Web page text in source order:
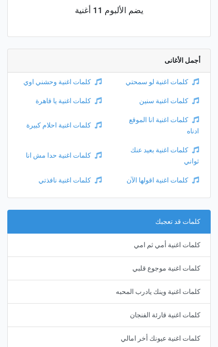
يضم الألبوم 11 أغنية
أجمل الأغانى
كلمات اغنية لو سمحتي كلمات اغنية وحشني اوي
كلمات اغنية سنين كلمات اغنية يا قاهرة
كلمات اغنية انا الموقع
ادناه
كلمات اغنية احلام كبيرة
كلمات اغنية بعيد عنك
ثواني
كلمات اغنية حدا مش انا
كلمات اغنية اقولها الآن كلمات اغنية نافذتي
كلمات قد تعجبك
كلمات اغنية أمي ثم امي
كلمات اغنية موجوع قلبي
كلمات اغنية وينك يادرب المحبه
كلمات اغنية قارئة الفنجان
كلمات اغنية عيونك أخر امالي